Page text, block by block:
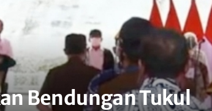
Bendungan Tukul